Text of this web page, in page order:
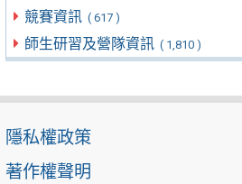
競賽資訊 ( 617 )
師生研習及營隊資訊 ( 1,810 )
隱私權政策
著作權聲明